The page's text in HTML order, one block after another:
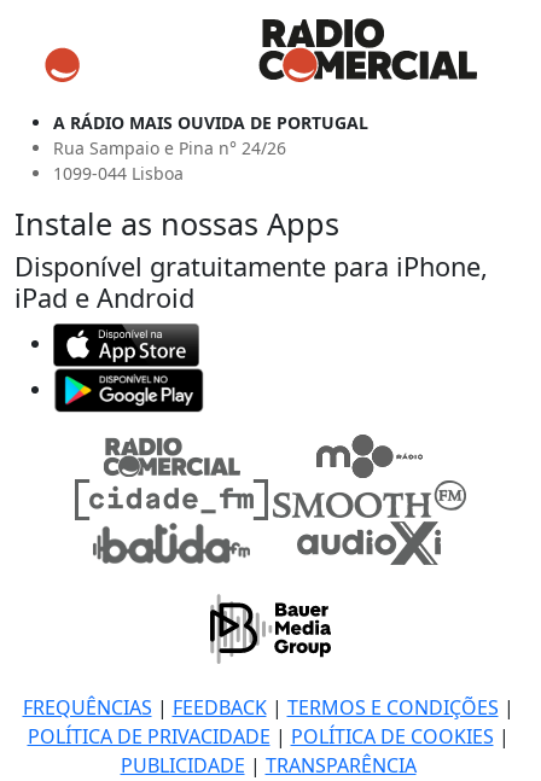
A RÁDIO MAIS OUVIDA DE PORTUGAL
Rua Sampaio e Pina n° 24/26
1099-044 Lisboa
Instale as nossas Apps
Disponível gratuitamente para iPhone,
iPad e Android
FREQUÊNCIAS | FEEDBACK| TERMOS E CONDIÇÕES |
POLÍTICA DE PRIVACIDADE | POLÍTICA DE COOKIES |
PUBLICIDADE | TRANSPARÊNCIA